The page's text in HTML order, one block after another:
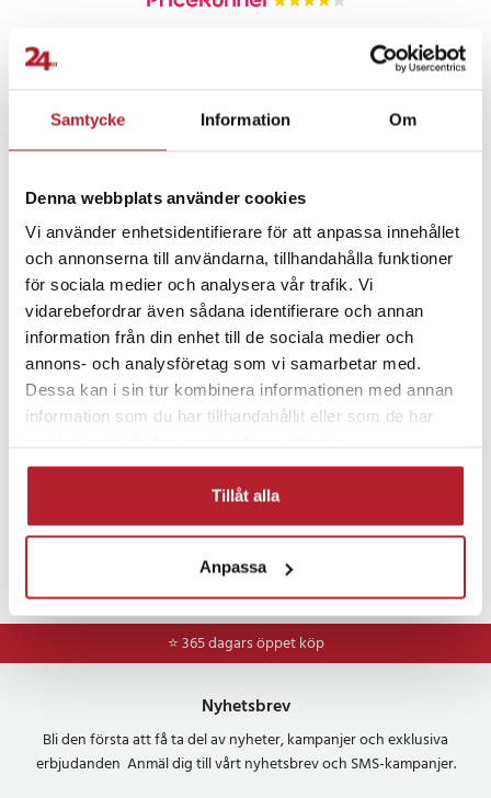
Samtycke Information Om
Denna webbplats använder cookies
Vi använder enhetsidentifierare för att anpassa innehållet
och annonserna till användarna, tillhandahålla funktioner
för sociala medier och analysera vår trafik. Vi
vidarebefordrar även sådana identifierare och annan
information från din enhet till de sociala medier och
annons- och analysföretag som vi samarbetar med.
Dessa kan i sin tur kombinera informationen med annan
information som du har tillhandahållit eller som de har
Tillåt alla
Anpassa
Allt som behövs för att komma igång med behandlingen medföljer.
andra områden som kan vara svåra att nå, vilket ger ökad
flexibilitet i användningen.
Specifikation
- Teknik: Elektrisk muskelstimulering
- Användningsområde: Fötter, vrister och underben
- Funktioner: Förbättrad cirkulation, minskad svullnad, lindring av
värk
- Innehåll: Muskelstimulator, fjärrkontroll, nätadapter,
användarmanual
- Tillbehör: 4 st TENS-plattor
Artikelnummer :127250
Hem & Trädgård
Träningsmaskiner & redskap
Övriga träningsprodukter Benträning
Magträning Multiträning
⭐ 365 dagars öppet köp
Nyhetsbrev
Bli den första att få ta del av nyheter, kampanjer och exklusiva
erbjudanden Anmäl dig till vårt nyhetsbrev och SMS-kampanjer.